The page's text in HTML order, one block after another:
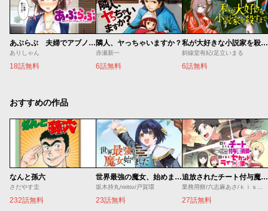
あぶらぶ 夫婦でアブノーマルなラブしませんか？
ありしゃん
18話無料
隣人、ヤっちゃいますか？
赤瀬新一
6話無料
私が大好きな小説家を殺すまで
斜線堂有紀/足立いまる
6話無料
おすすめの作品
なんと孫六
さだやす圭
232話無料
世界最強の魔女、始めました ～私だけ『攻略サイト』を見れる世界で自由に生きます～
坂木持丸/riritto/戸賀環
23話無料
追放されたチート付与魔術師は気ままなセカンドライフを謳歌する。 ～俺は武器だけじゃなく、あらゆるものに『強化ポイント』を付与できるし、俺の意思でいつでも効果を解除できるけど、残った人たち大丈夫？～
27話無料